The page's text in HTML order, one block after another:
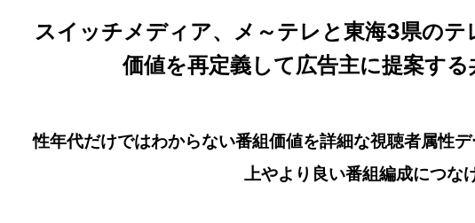
スイッチメディア、メ～テレと東海3県のテ
価値を再定義して広告主に提案す
性年代だけではわからない番組価値を詳細な視聴者属性
上やより良い番組編成につな